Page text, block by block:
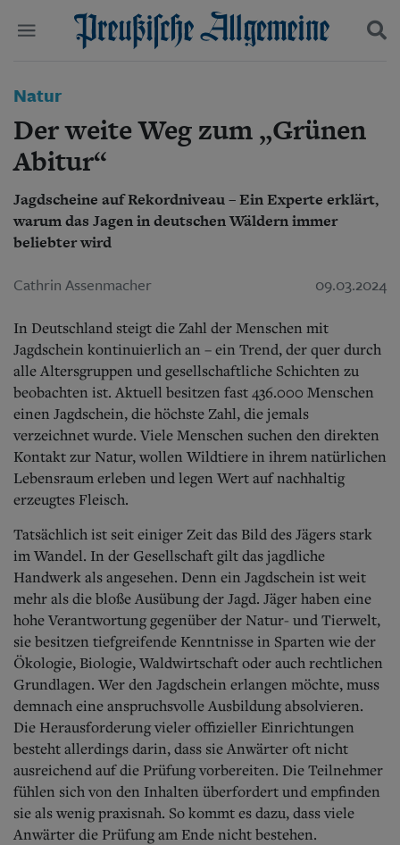
Start
Wer wir sind
Aktuelle Ausgabe
Abonnenten-Login
Abonnent werden
Abo Prämien
Archiv
Wirtschaft
Panorama
Leben
Geschichte
Ostpreußen
Bücher
Kontakt
Impressum
Datenschutz
Suchen und finden
Natur
Der weite Weg zum „Grünen
Abitur“
Jagdscheine auf Rekordniveau – Ein Experte erklärt,
warum das Jagen in deutschen Wäldern immer
beliebter wird
Cathrin Assenmacher 09.03.2024
In Deutschland steigt die Zahl der Menschen mit
Jagdschein kontinuierlich an – ein Trend, der quer durch
alle Altersgruppen und gesellschaftliche Schichten zu
beobachten ist. Aktuell besitzen fast 436.000 Menschen
einen Jagdschein, die höchste Zahl, die jemals
verzeichnet wurde. Viele Menschen suchen den direkten
Kontakt zur Natur, wollen Wildtiere in ihrem natürlichen
Lebensraum erleben und legen Wert auf nachhaltig
erzeugtes Fleisch.
Tatsächlich ist seit einiger Zeit das Bild des Jägers stark
im Wandel. In der Gesellschaft gilt das jagdliche
Handwerk als angesehen. Denn ein Jagdschein ist weit
mehr als die bloße Ausübung der Jagd. Jäger haben eine
hohe Verantwortung gegenüber der Natur- und Tierwelt,
sie besitzen tiefgreifende Kenntnisse in Sparten wie der
Ökologie, Biologie, Waldwirtschaft oder auch rechtlichen
Grundlagen. Wer den Jagdschein erlangen möchte, muss
demnach eine anspruchsvolle Ausbildung absolvieren.
Die Herausforderung vieler offizieller Einrichtungen
besteht allerdings darin, dass sie Anwärter oft nicht
ausreichend auf die Prüfung vorbereiten. Die Teilnehmer
fühlen sich von den Inhalten überfordert und empfinden
sie als wenig praxisnah. So kommt es dazu, dass viele
Anwärter die Prüfung am Ende nicht bestehen.